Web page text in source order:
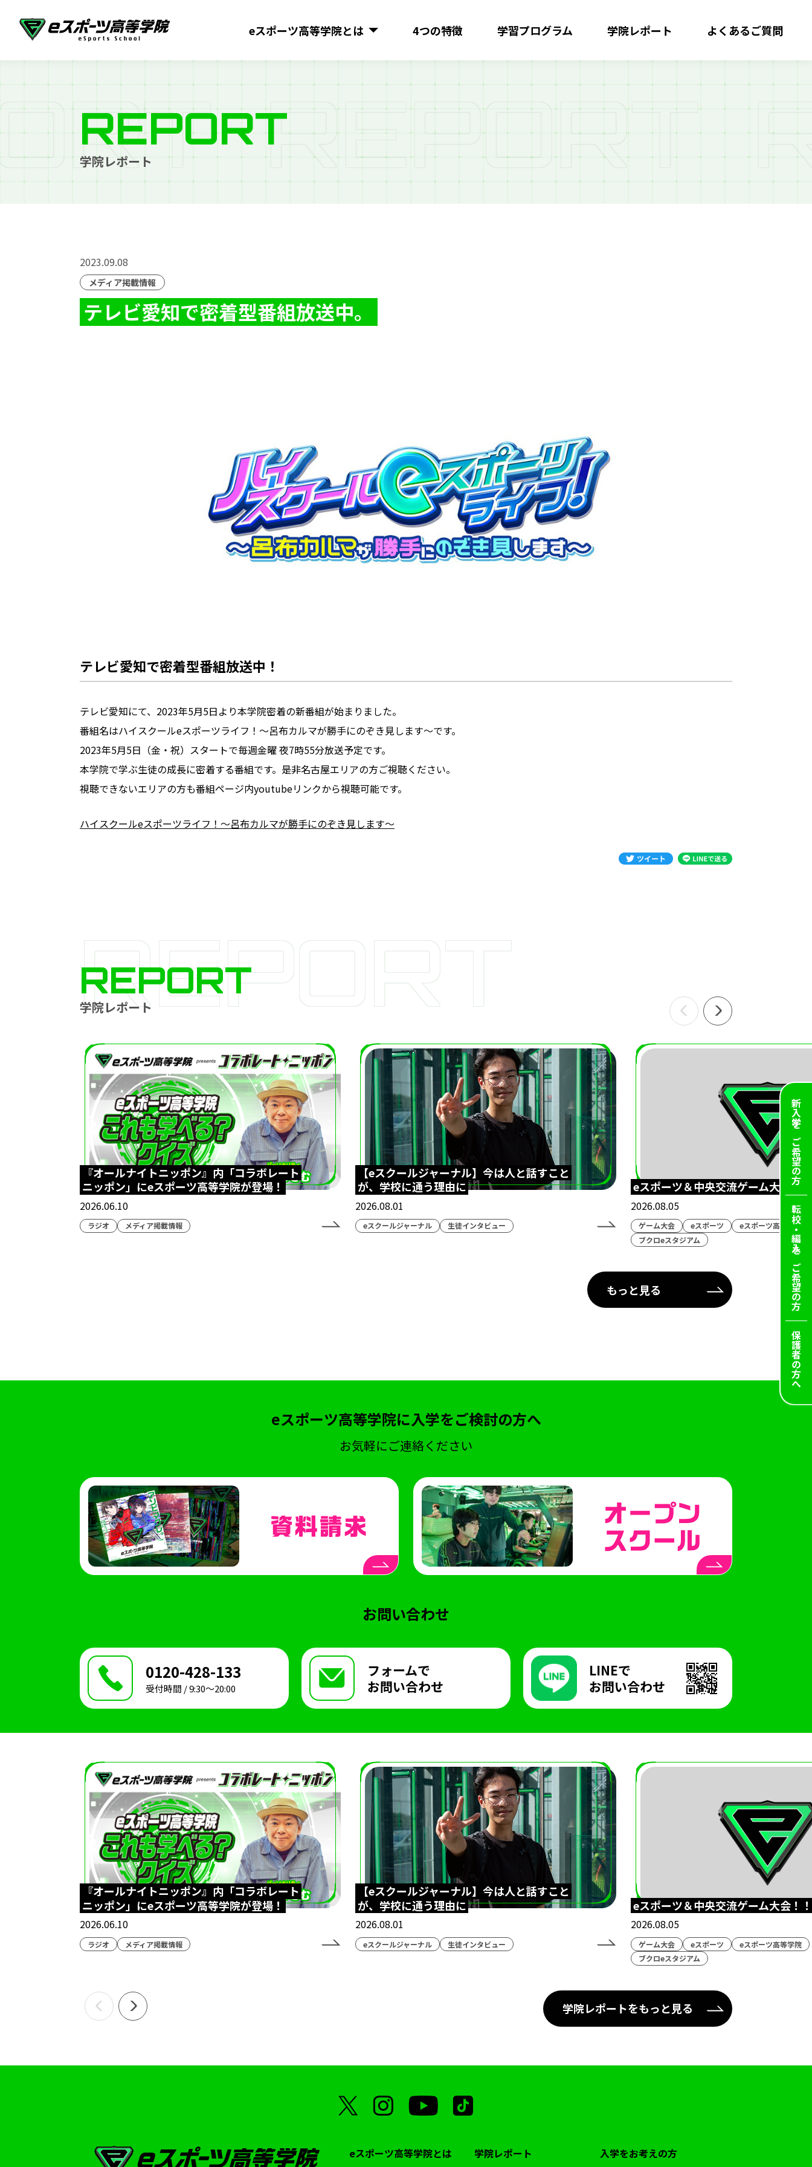
eスポーツ高等学院とは 4つの特徴 学習プログラム 学院レポート よくあるご質問
新入学を
ご希望の方
転校・編入を
ご希望の方
保護者の方へ
RT REPORT R
REPORT
学院レポート
2023.09.08
メディア掲載情報
テレビ愛知で密着型番組放送中。
テレビ愛知で密着型番組放送中！
テレビ愛知にて、2023年5月5日より本学院密着の新番組が始まりました。
番組名はハイスクールeスポーツライフ！～呂布カルマが勝手にのぞき見します～です。
2023年5月5日（金・祝）スタートで毎週金曜 夜7時55分放送予定です。
本学院で学ぶ生徒の成長に密着する番組です。是非名古屋エリアの方ご視聴ください。
視聴できないエリアの方も番組ページ内youtubeリンクから視聴可能です。
ハイスクールeスポーツライフ！～呂布カルマが勝手にのぞき見します～
REPORT
学院レポート
REPORT
『オールナイトニッポン』内「コラボレート
ニッポン」にeスポーツ高等学院が登場！
2026.06.10
ラジオ メディア掲載情報
【eスクールジャーナル】今は人と話すこと
が、学校に通う理由に
2026.08.01
eスクールジャーナル 生徒インタビュー
eスポーツ＆中央交流ゲーム大会！！
2026.08.05
ゲーム大会 eスポーツ
eスポーツ高等学院
ブクロeスタジアム
もっと見る
eスポーツ高等学院に入学をご検討の方へ
お気軽にご連絡ください
お問い合わせ
0120-428-133
受付時間 / 9:30〜20:00
フォームで
お問い合わせ
LINEで
お問い合わせ
『オールナイトニッポン』内「コラボレート
ニッポン」にeスポーツ高等学院が登場！
2026.06.10
ラジオ メディア掲載情報
【eスクールジャーナル】今は人と話すこと
が、学校に通う理由に
2026.08.01
eスクールジャーナル 生徒インタビュー
eスポーツ＆中央交流ゲーム大会！！
2026.08.05
ゲーム大会 eスポーツ
eスポーツ高等学院
ブクロeスタジアム
学院レポートをもっと見る
eスポーツ高等学院とは
学院レポート
入学をお考えの方